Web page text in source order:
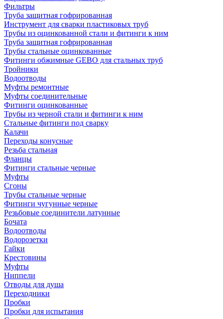
Фильтры
Труба защитная гофрированная
Инструмент для сварки пластиковых труб
Трубы из оцинкованной стали и фитинги к ним
Труба защитная гофрированная
Трубы стальные оцинкованные
Фитинги обжимные GEBO для стальных труб
Тройники
Водоотводы
Муфты ремонтные
Муфты соединительные
Фитинги оцинкованные
Трубы из черной стали и фитинги к ним
Стальные фитинги под сварку
Калачи
Переходы конусные
Резьба стальная
Фланцы
Фитинги стальные черные
Муфты
Сгоны
Трубы стальные черные
Фитинги чугунные черные
Резьбовые соединители латунные
Бочата
Водоотводы
Водорозетки
Гайки
Крестовины
Муфты
Ниппели
Отводы для душа
Переходники
Пробки
Пробки для испытания